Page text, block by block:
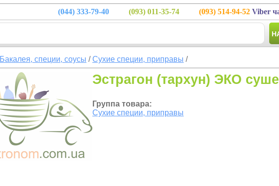
(044) 333-79-40 (093) 011-35-74 (093) 514-94-52 Viber
Бакалея, специи, соусы /Сухие специи, приправы /
Эстрагон (тархун) ЭКО
Группа товара:
Сухие специи, приправы